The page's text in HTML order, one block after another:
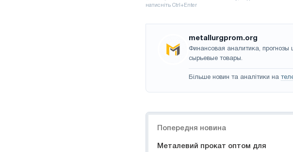
metallurgprom.org
Финансовая аналитика, прогнозы
сырьевые товары.
Більше новин та аналітики на
Попередня новина
Металевий прокат оптом для